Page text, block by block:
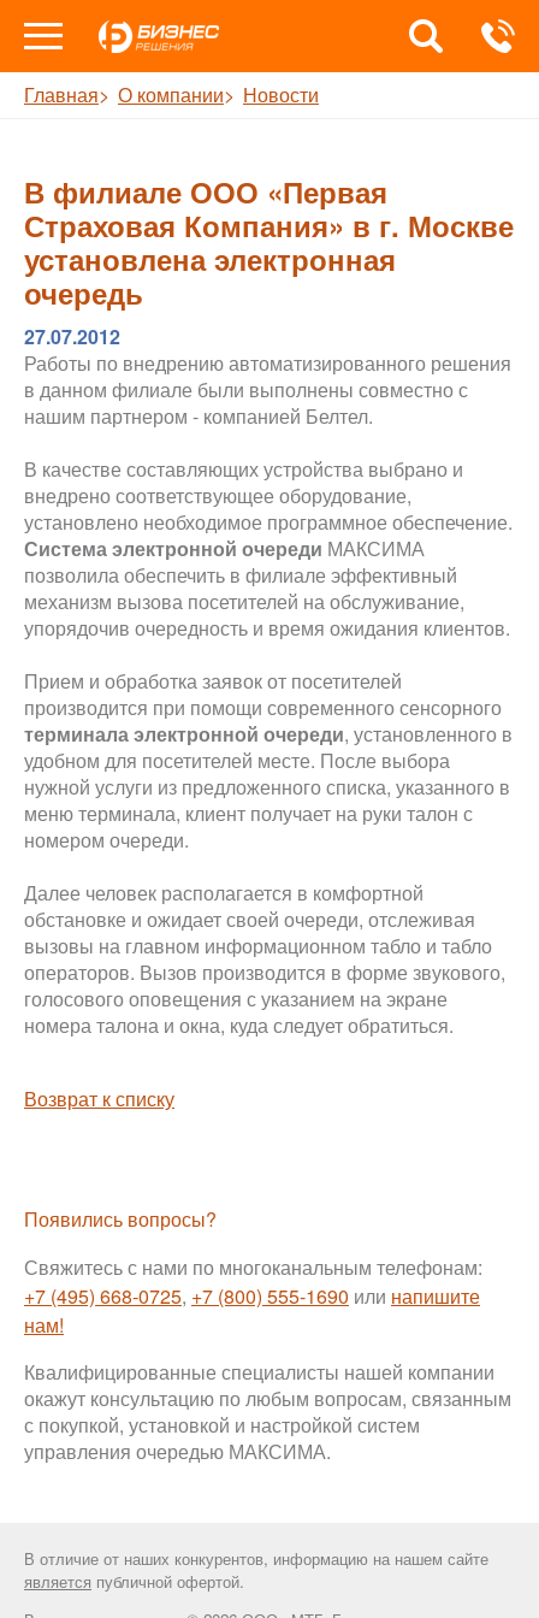
Главная О компании Новости
В филиале ООО «Первая
Страховая Компания» в г. Москве
установлена электронная
очередь
27.07.2012
Работы по внедрению автоматизированного решения
в данном филиале были выполнены совместно с
нашим партнером - компанией Белтел.
В качестве составляющих устройства выбрано и
внедрено соответствующее оборудование,
установлено необходимое программное обеспечение.
Система электронной очереди МАКСИМА
позволила обеспечить в филиале эффективный
механизм вызова посетителей на обслуживание,
упорядочив очередность и время ожидания клиентов.
Прием и обработка заявок от посетителей
производится при помощи современного сенсорного
терминала электронной очереди, установленного в
удобном для посетителей месте. После выбора
нужной услуги из предложенного списка, указанного в
меню терминала, клиент получает на руки талон с
номером очереди.
Далее человек располагается в комфортной
обстановке и ожидает своей очереди, отслеживая
вызовы на главном информационном табло и табло
операторов. Вызов производится в форме звукового,
голосового оповещения с указанием на экране
номера талона и окна, куда следует обратиться.
Возврат к списку
Появились вопросы?
Свяжитесь с нами по многоканальным телефонам:
+7 (495) 668-0725, +7 (800) 555-1690 или напишите
нам!
Квалифицированные специалисты нашей компании
окажут консультацию по любым вопросам, связанным
с покупкой, установкой и настройкой систем
управления очередью МАКСИМА.
В отличие от наших конкурентов, информацию на нашем сайте
является публичной офертой.